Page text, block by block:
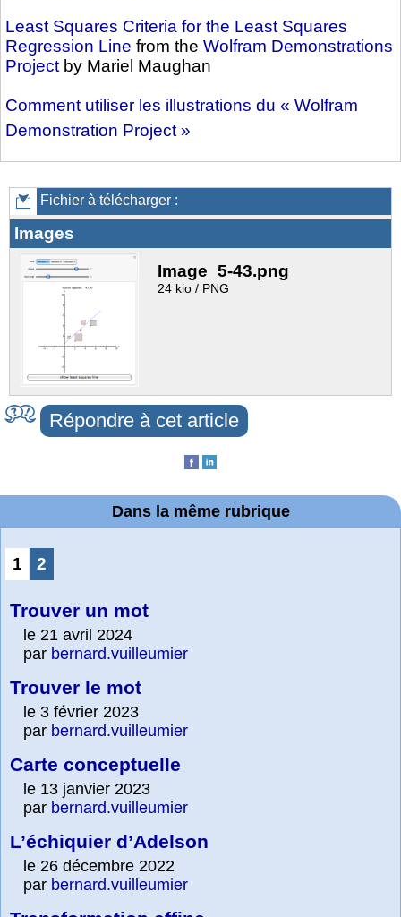
Least Squares Criteria for the Least Squares
Regression Line from the Wolfram Demonstrations
Project by Mariel Maughan
Comment utiliser les illustrations du « Wolfram
Demonstration Project »
Fichier à télécharger :
Images
Image_5-43.png
24 kio / PNG
Répondre à cet article
Dans la même rubrique
1 2
Trouver un mot
le 21 avril 2024
par bernard.vuilleumier
Trouver le mot
le 3 février 2023
par bernard.vuilleumier
Carte conceptuelle
le 13 janvier 2023
par bernard.vuilleumier
L’échiquier d’Adelson
le 26 décembre 2022
par bernard.vuilleumier